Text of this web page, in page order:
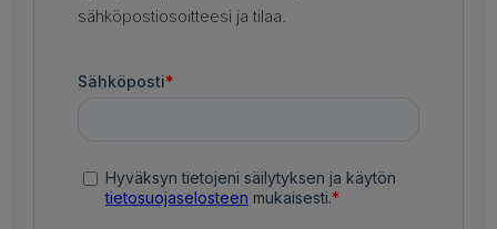
sähköpostiosoitteesi ja tilaa.